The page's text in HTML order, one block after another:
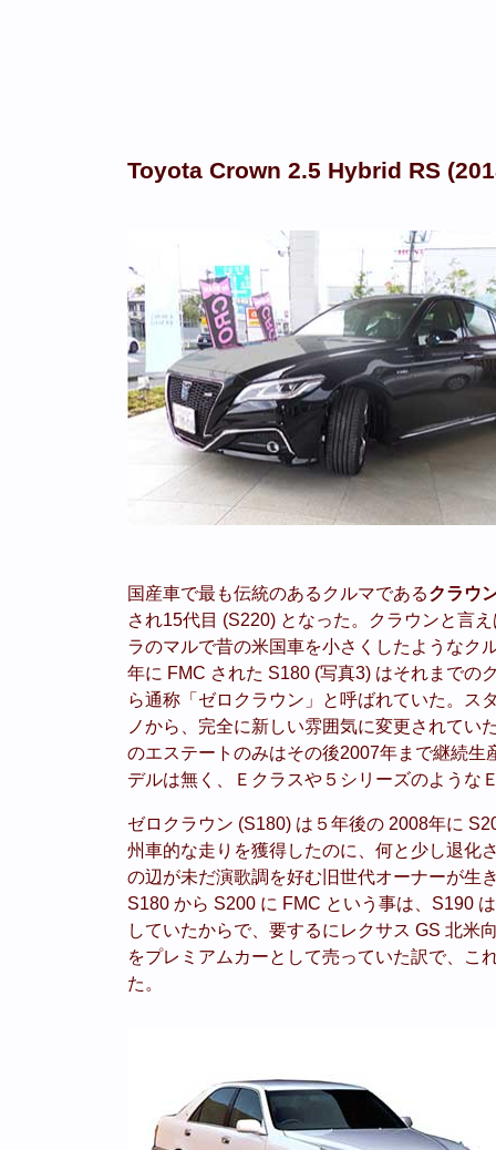
Toyota Crown 2.5 Hybrid RS
国産車で最も伝統のあるクルマであるクラウ
され15代目 (S220) となった。クラウンと言
ラのマルで昔の米国車を小さくしたようなク
年に FMC された S180 (写真3) はそれまでの
ら通称「ゼロクラウン」と呼ばれていた。ス
ノから、完全に新しい雰囲気に変更されてい
のエステートのみはその後2007年まで継続
デルは無く、Ｅクラスや５シリーズのような
ゼロクラウン (S180) は５年後の 2008年に
州車的な走りを獲得したのに、何と少し退化
の辺が未だ演歌調を好む旧世代オーナーが生
S180 から S200 に FMC という事は、S190
していたからで、要するにレクサス GS 北米
をプレミアムカーとして売っていた訳で、こ
た。